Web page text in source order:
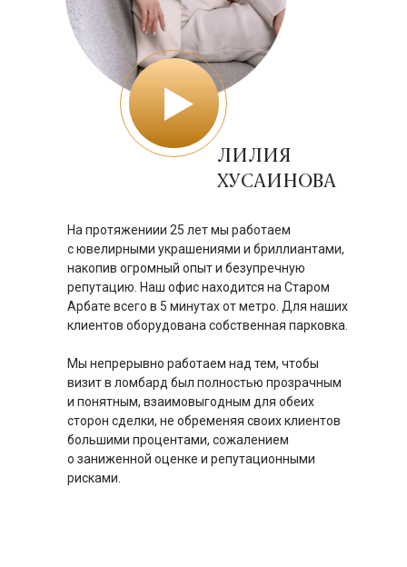
На протяжениии 25 лет мы работаем
с ювелирными украшениями и бриллиантами,
накопив огромный опыт и безупречную
репутацию. Наш офис находится на Старом
Арбате всего в 5 минутах от метро. Для наших
клиентов оборудована собственная парковка.
Мы непрерывно работаем над тем, чтобы
визит в ломбард был полностью прозрачным
и понятным, взаимовыгодным для обеих
сторон сделки, не обременяя своих клиентов
большими процентами, сожалением
о заниженной оценке и репутационными
рисками.
ЛИЛИЯ
ХУСАИНОВА